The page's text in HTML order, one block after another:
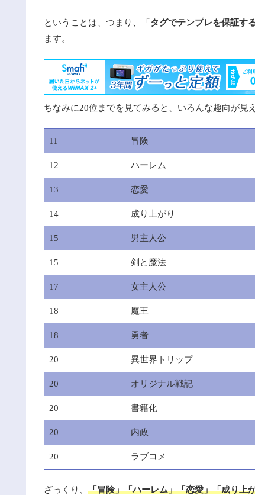
ということは、つまり、「 タグでテンプレを保証す
ます。
ちなみに20位までを見てみると、いろんな趣向が見
11 冒険
12 ハーレム
13 恋愛
14 成り上がり
15 男主人公
15 剣と魔法
17 女主人公
18 魔王
18 勇者
20 異世界トリップ
20 オリジナル戦記
20 書籍化
20 内政
20 ラブコメ
ざっくり、 「冒険」「ハーレム」「恋愛」「成り上